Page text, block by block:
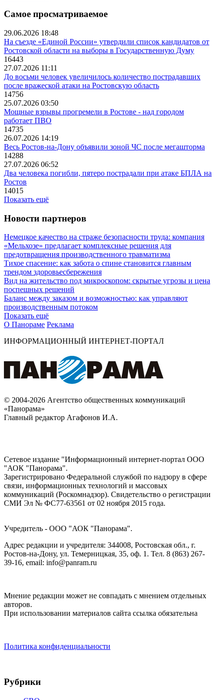
Самое просматриваемое
29.06.2026 18:48
На съезде «Единой России» утвердили список кандидатов от
Ростовской области на выборы в Государственную Думу
16443
27.07.2026 11:11
До восьми человек увеличилось количество пострадавших
после вражеской атаки на Ростовскую область
14756
25.07.2026 03:50
Мощные взрывы прогремели в Ростове - над городом
работает ПВО
14735
26.07.2026 14:19
Весь Ростов-на-Дону объявили зоной ЧС после мегашторма
14288
27.07.2026 06:52
Два человека погибли, пятеро пострадали при атаке БПЛА на
Ростов
14015
Показать ещё
Новости партнеров
Немецкое качество на страже безопасности труда: компания
«Мельхозе» предлагает комплексные решения для
предотвращения производственного травматизма
Тихое спасение: как забота о спине становится главным
трендом здоровьесбережения
Вид на жительство под микроскопом: скрытые угрозы и цена
поспешных решений
Баланс между заказом и возможностью: как управляют
производственным потоком
Показать ещё
О Панораме Реклама
ИНФОРМАЦИОННЫЙ ИНТЕРНЕТ-ПОРТАЛ
© 2004-2026 Агентство общественных коммуникаций
«Панорама»
Главный редактор Агафонов И.А.
Сетевое издание "Информационный интернет-портал ООО
"АОК "Панорама".
Зарегистрировано Федеральной службой по надзору в сфере
связи, информационных технологий и массовых
коммуникаций (Роскомнадзор). Cвидетельство о регистрации
СМИ Эл № ФС77-63561 от 02 ноября 2015 года.
Учредитель - ООО "АОК "Панорама".
Адрес редакции и учредителя: 344008, Ростовская обл., г.
Ростов-на-Дону, ул. Темерницкая, 35, оф. 1. Тел. 8 (863) 267-
39-16, email: info@panram.ru
Мнение редакции может не совпадать с мнением отдельных
авторов.
При использовании материалов сайта ссылка обязательна
Политика конфиденциальности
Рубрики